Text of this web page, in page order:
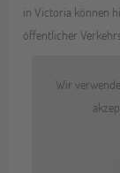
in Victoria können
öffentlicher
Wir